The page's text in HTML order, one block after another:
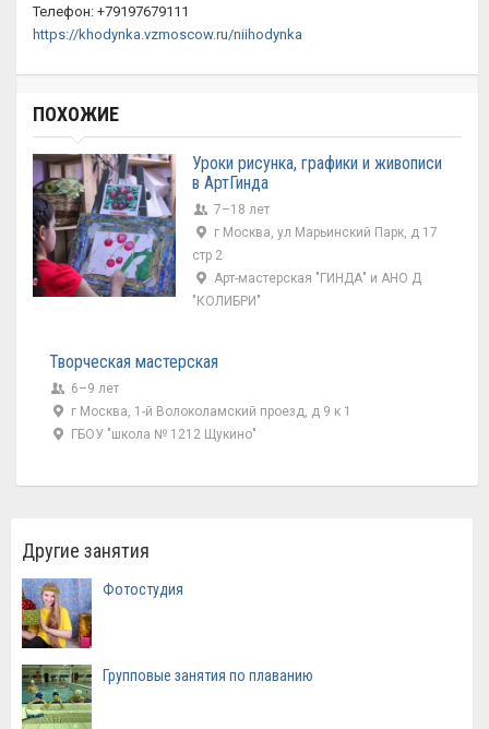
Телефон: +79197679111
https://khodynka.vzmoscow.ru/niihodynka
ПОХОЖИЕ
Уроки рисунка, графики и живописи
в АртГинда
7–18 лет
г Москва, ул Марьинский Парк, д 17
стр 2
Арт-мастерская "ГИНДА" и АНО Д
"КОЛИБРИ"
Творческая мастерская
6–9 лет
г Москва, 1-й Волоколамский проезд, д 9 к 1
ГБОУ "школа № 1212 Щукино"
Другие занятия
Фотостудия
Групповые занятия по плаванию